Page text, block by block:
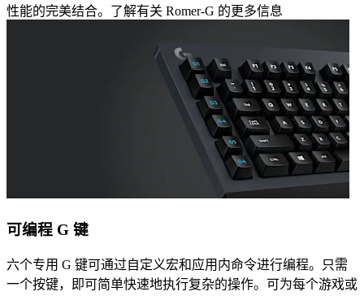
性能的完美结合。了解有关 Romer-G 的更多信息
可编程 G 键
六个专用 G 键可通过自定义宏和应用内命令进行编程。只需
一个按键，即可简单快速地执行复杂的操作。可为每个游戏或